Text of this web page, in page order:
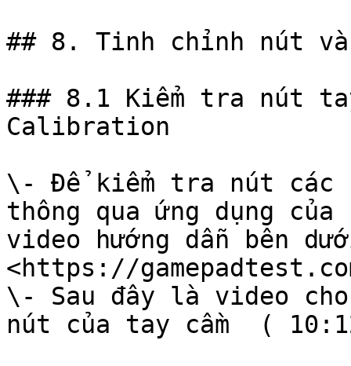
## 8. Tinh chỉnh nút
### 8.1 Kiểm tra nút
Calibration
\- Để kiểm tra nút
thông qua ứng dụng
video hướng dẫn bên
<https://
\- Sau đây là video
nút của tay cầm  (